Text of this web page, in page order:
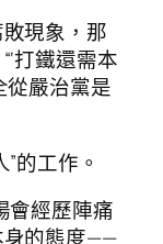
現象，那
打鐵還需本
從嚴治黨是
的工作。
會經歷陣痛
身的態度——